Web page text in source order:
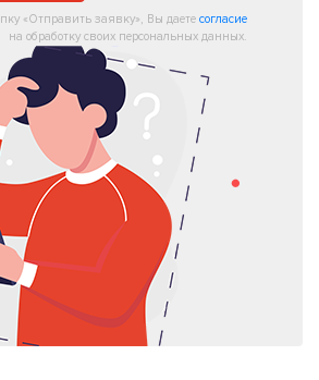
«Отправить заявку», Вы даете согласие
на обработку своих персональных данных.